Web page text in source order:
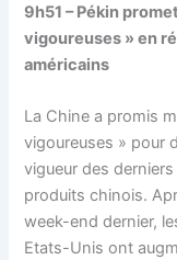
9h51 – Pékin
vigoureuses » en
américains
La Chine a promis
vigoureuses » pour
vigueur des
produits chinois.
week-end dernier,
Etats-Unis ont